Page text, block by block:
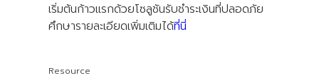
เริ่มต้นก้าวแรกด้วยโซลูชันรับชำระเงินที่ปลอดภัย
ศึกษารายละเอียดเพิ่มเติมได้ที่นี่
Resource